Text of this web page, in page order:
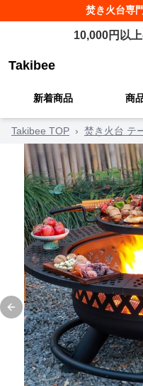
焚き火台専
10,000円以
Takibee
新着商品 商
Takibee TOP › 焚き火台 テ
Previous slide